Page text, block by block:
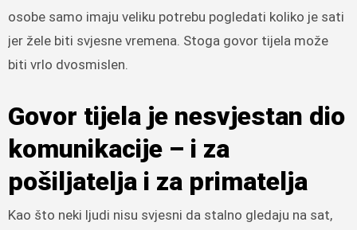
osobe samo imaju veliku potrebu pogledati koliko je sati
jer žele biti svjesne vremena. Stoga govor tijela može
biti vrlo dvosmislen.
Govor tijela je nesvjestan dio
komunikacije – i za
pošiljatelja i za primatelja
Kao što neki ljudi nisu svjesni da stalno gledaju na sat,